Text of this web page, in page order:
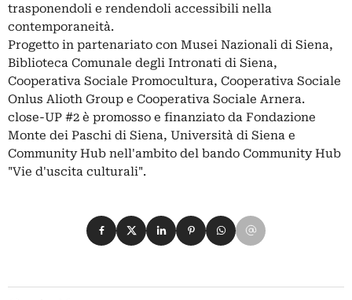
trasponendoli e rendendoli accessibili nella
contemporaneità.
Progetto in partenariato con Musei Nazionali di Siena,
Biblioteca Comunale degli Intronati di Siena,
Cooperativa Sociale Promocultura, Cooperativa Sociale
Onlus Alioth Group e Cooperativa Sociale Arnera.
close-UP #2 è promosso e finanziato da Fondazione
Monte dei Paschi di Siena, Università di Siena e
Community Hub nell'ambito del bando Community Hub
"Vie d'uscita culturali".
Condividi su Facebook
Condividi su X
Condividi su LinkedIn
Condividi su Pinterest
Condividi su WhatsApp
Condividi su Email